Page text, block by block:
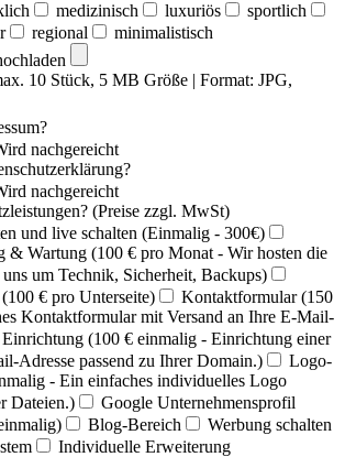
medizinisch luxuriös
sportlich
regional
minimalistisch
10 Stück, 5 MB Größe | Format: JPG,
nachgereicht
nachgereicht
(Preise zzgl. MwSt)
und live schalten (Einmalig - 300€)
& Wartung (100 € pro Monat - Wir hosten die
um Technik, Sicherheit, Backups)
€ pro Unterseite)
Kontaktformular (150
Kontaktformular mit Versand an Ihre E-Mail-
(100 € einmalig - Einrichtung einer
Adresse passend zu Ihrer Domain.)
Logo-
- Ein einfaches individuelles Logo
Dateien.)
Google Unternehmensprofil
Blog-Bereich
Werbung schalten
Individuelle Erweiterung